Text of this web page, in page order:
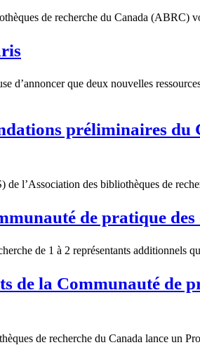
de recherche du Canada
que deux nouvelles
préliminaires du
l’Association des bibliothèques de
de pratique des
de 1 à 2 représentants
de la Communauté de
de recherche du Canada lance un